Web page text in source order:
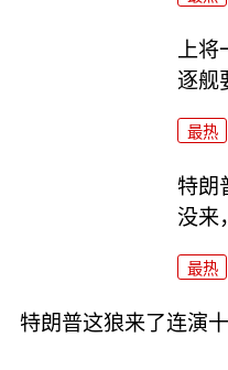
上
逐舰
最热
特朗
没来
最热
特朗普这狼来了连演